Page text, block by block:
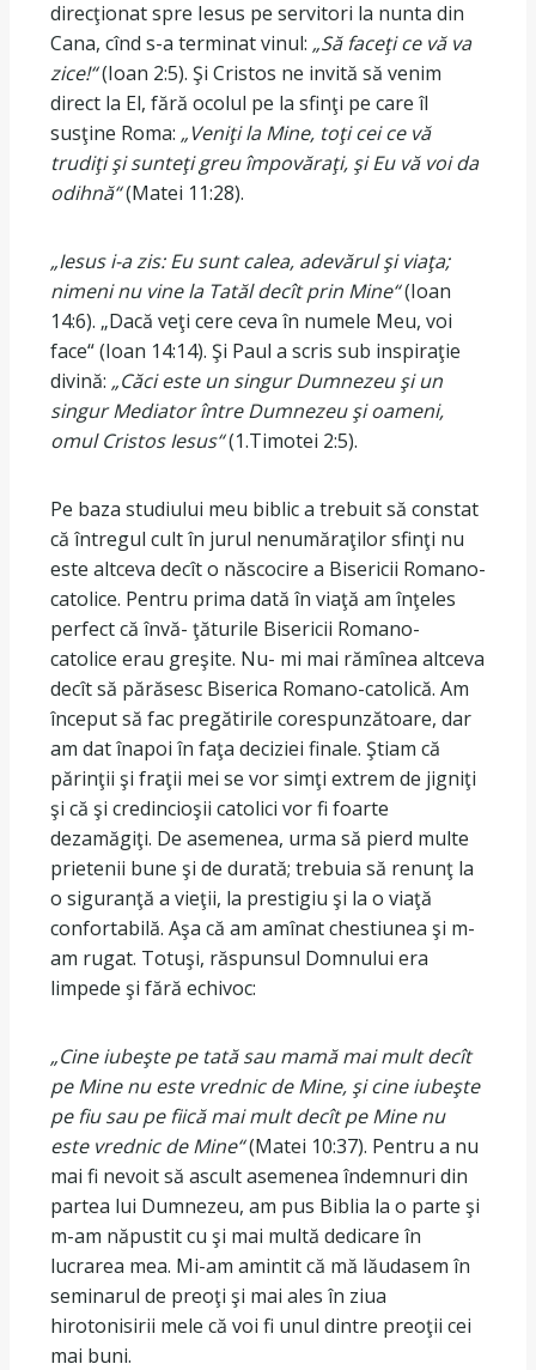
direcţionat spre Iesus pe servitori la nunta din
Cana, cînd s-a terminat vinul: „Să faceţi ce vă va
zice!“(Ioan 2:5). Şi Cristos ne invită să venim
direct la El, fără ocolul pe la sfinţi pe care îl
susţine Roma: „Veniţi la Mine, toţi cei ce vă
trudiţi şi sunteţi greu împovăraţi, şi Eu vă voi da
odihnă“(Matei 11:28).
„Iesus i-a zis: Eu sunt calea, adevărul şiviaţa;
nimeni nu vine la Tatăl decît prin Mine“(Ioan
14:6). „Dacă veţi cere ceva în numele Meu, voi
face“ (Ioan 14:14). Şi Paul a scris sub inspiraţie
divină: „Căci este un singur Dumnezeu şi un
singur Mediator între Dumnezeu şi oameni,
omul Cristos Iesus“(1.Timotei 2:5).
Pe baza studiului meu biblic a trebuit să constat
că întregul cult în jurul nenumăraţilor sfinţi nu
este altceva decît o născocire a Bisericii Romano-
catolice. Pentru prima dată în viaţă am înţeles
perfect că învă- ţăturile Bisericii Romano-
catolice erau greşite. Nu- mi mai rămînea altceva
decît să părăsesc Biserica Romano-catolică. Am
început să fac pregătirile corespunzătoare, dar
am dat înapoi în faţa deciziei finale. Ştiam că
părinţii şi fraţii mei se vor simţi extrem de jigniţi
şi că şi credincioşii catolici vor fi foarte
dezamăgiţi. De asemenea, urma să pierd multe
prietenii bune şi de durată; trebuia să renunţ la
o siguranţă a vieţii, la prestigiu şi la o viaţă
confortabilă. Aşa că am amînat chestiunea şi m-
am rugat. Totuşi, răspunsul Domnului era
limpede şi fără echivoc:
„Cine iubeşte pe tată sau mamă mai mult decît
pe Mine nu este vrednic de Mine, şi cine iubeşte
pe fiu sau pe fiică mai mult decît pe Mine nu
este vrednic de Mine“(Matei 10:37). Pentru a nu
mai fi nevoit să ascult asemenea îndemnuri din
partea lui Dumnezeu, am pus Biblia la o parte şi
m-am năpustit cu şi mai multă dedicare în
lucrarea mea. Mi-am amintit că mă lăudasem în
seminarul de preoţi şi mai ales în ziua
hirotonisirii mele că voi fi unul dintre preoţii cei
mai buni.